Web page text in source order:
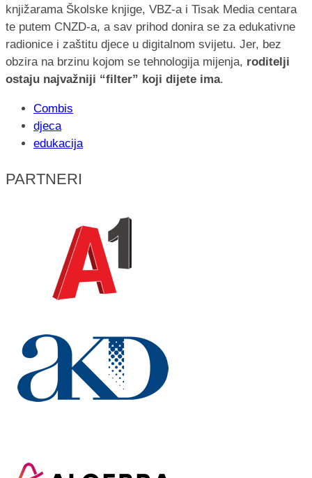
knjižarama Školske knjige, VBZ-a i Tisak Media centara
te putem CNZD-a, a sav prihod donira se za edukativne
radionice i zaštitu djece u digitalnom svijetu. Jer, bez
obzira na brzinu kojom se tehnologija mijenja, roditelji
ostaju najvažniji “filter” koji dijete ima.
Combis
djeca
edukacija
PARTNERI